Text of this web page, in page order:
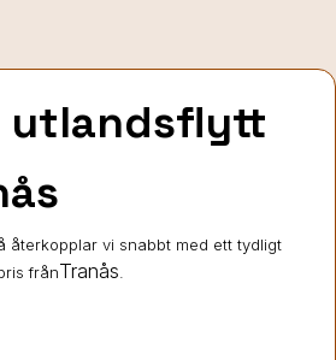
utlandsflytt
återkopplar vi snabbt med ett tydligt
frånTranås